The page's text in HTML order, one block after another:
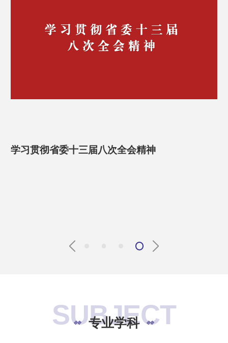
【迎评必备】高等职业学校办学能力评价核心知
SUBJECT
专业学科